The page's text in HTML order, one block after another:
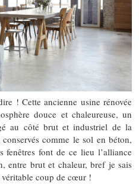
! Cette ancienne usine rénovée
douce et chaleureuse, un
au côté brut et industriel de la
comme le sol en béton,
font de ce lieu l’alliance
entre brut et chaleur, bref je sais
véritable coup de cœur !